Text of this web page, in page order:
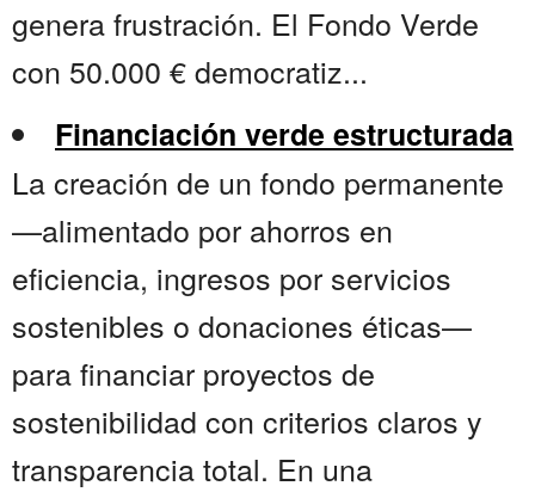
genera frustración. El Fondo Verde
con 50.000 € democratiz...
Financiación verde estructurada
La creación de un fondo permanente
—alimentado por ahorros en
eficiencia, ingresos por servicios
sostenibles o donaciones éticas—
para financiar proyectos de
sostenibilidad con criterios claros y
transparencia total. En una